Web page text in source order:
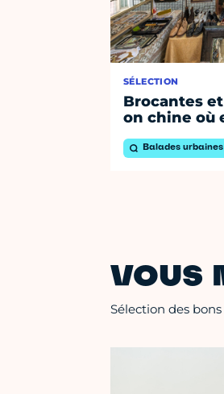
SÉLECTION
Brocantes
on chine où
Balades urbaines
VOUS
Sélection des